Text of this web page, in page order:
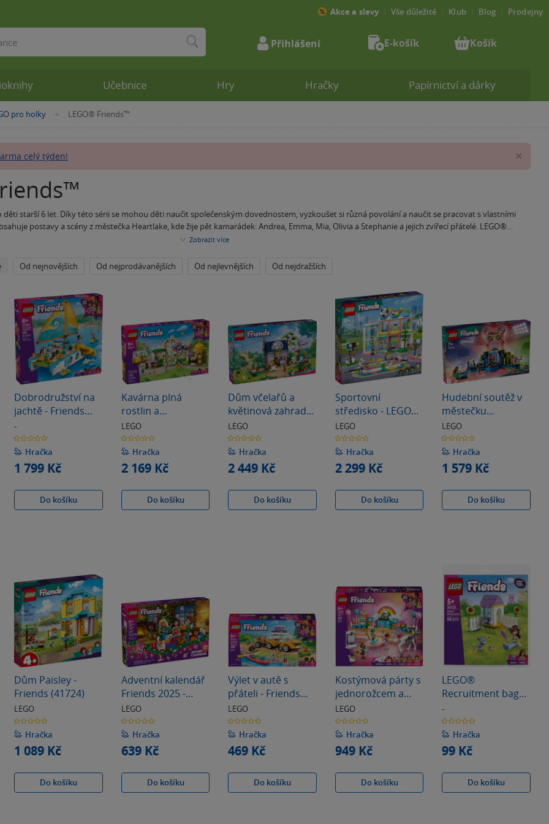
pro holky »
LEGO® Friends™
celý týden!
starší 6 let. Díky této sérii se mohou děti naučit společenským dovednostem, vyzkoušet si různá povolání a naučit se pracovat s vlastními
postavy a scény z městečka Heartlake, kde žije pět kamarádek: Andrea, Emma, Mia, Olivia a Stephanie a jejich zvířecí přátelé. LEGO®
kreativity, logiky, spolupráce a zábavy. Děti si mohou vyzkoušet nejrúznější situace z reálného světa jako je například vysazování stromů či
Zobrazitvíce
Od nejnovějších Od nejprodávanějších Od nejlevnějších Od nejdražších
Dobrodružství na
jachtě - Friends
(42664)
-
0.0
z
5
hvězdiček
Hračka
1 799 Kč
Do košíku
Kavárna plná
rostlin a
květinářství -
Friends (42671)
LEGO
0.0
z
5
hvězdiček
Hračka
2 169 Kč
Do košíku
Dům včelařů a
květinová zahrada
- Friends (42669)
LEGO
0.0
z
5
hvězdiček
Hračka
2 449 Kč
Do košíku
Sportovní
středisko - LEGO
Friends (41744)
LEGO
0.0
z
5
hvězdiček
Hračka
2 299 Kč
Do košíku
Hudební soutěž v
městečku
Heartlake - Friends
(42616)
LEGO
0.0
z
5
hvězdiček
Hračka
1 579 Kč
Do košíku
Dům Paisley -
Friends (41724)
LEGO
0.0
z
5
hvězdiček
Hračka
1 089 Kč
Do košíku
Adventní kalendář
Friends 2025 -
Friends (42668)
LEGO
0.0
z
5
hvězdiček
Hračka
639 Kč
Do košíku
Výlet v autě s
přáteli - Friends
(42659)
LEGO
0.0
z
5
hvězdiček
Hračka
469 Kč
Do košíku
Kostýmová párty s
jednorožcem a
vílou - Friends
(42661)
LEGO
0.0
z
5
hvězdiček
Hračka
949 Kč
Do košíku
LEGO®
Recruitment bags
Zahradní domeček
pro králíčka
-
0.0
z
5
hvězdiček
Hračka
99 Kč
Do košíku
Učebnice Hry Hračky Papírnictví a dárky
Akce a slevy Vše důležité Klub Blog Prodejny
Přihlášení E-košík Košík